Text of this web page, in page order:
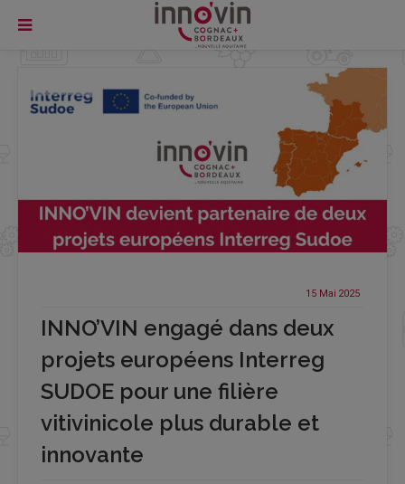
15 Mai 2025
INNO’VIN engagé dans deux
projets européens Interreg
SUDOE pour une filière
vitivinicole plus durable et
innovante